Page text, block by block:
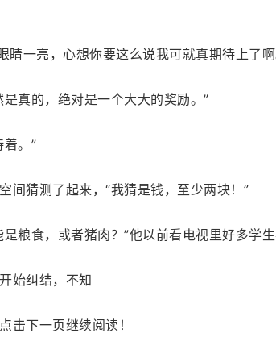
睛一亮，心想你要这么说我可就真期待上了啊
是真的，绝对是一个大大的奖励。”
着。”
间猜测了起来，“我猜是钱，至少两块！”
是粮食，或者猪肉？”他以前看电视里好多学
始纠结，不知
击下一页继续阅读！